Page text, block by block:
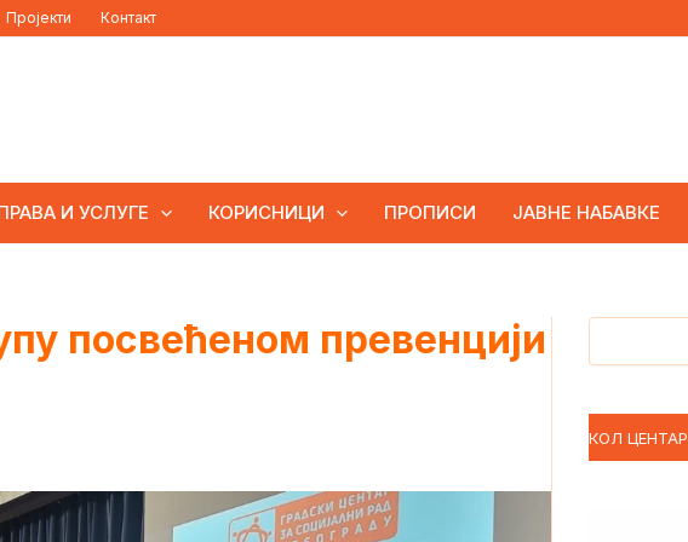
Пројекти Контакт
И УСЛУГЕ КОРИСНИЦИ ПРОПИСИ ЈАВНЕ НАБАВКЕ
посвећеном превенцији
Претрага
КОЛ ЦЕНТАР